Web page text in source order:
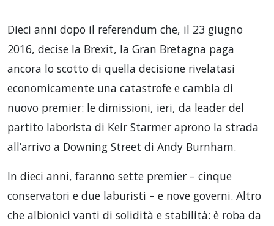
Dieci anni dopo il referendum che, il 23 giugno
2016, decise la Brexit, la Gran Bretagna paga
ancora lo scotto di quella decisione rivelatasi
economicamente una catastrofe e cambia di
nuovo premier: le dimissioni, ieri, da leader del
partito laborista di Keir Starmer aprono la strada
all’arrivo a Downing Street di Andy Burnham.
In dieci anni, faranno sette premier – cinque
conservatori e due laburisti – e nove governi. Altro
che albionici vanti di solidità e stabilità: è roba da